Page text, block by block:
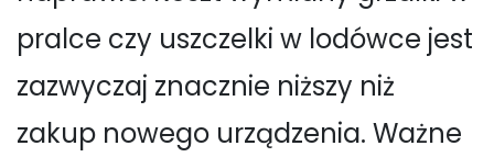
pralce czy uszczelki w lodówce jest
zazwyczaj znacznie niższy niż
zakup nowego urządzenia. Ważne